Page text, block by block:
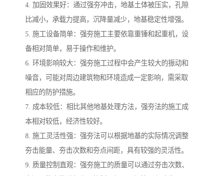
4. 加固效果好：通过强夯冲击，地基土体被压实，孔隙
比减小，承载力提高，沉降量减少，地基稳定性增强。
5. 施工设备简单：强夯施工主要依靠重锤和起重机，设
备相对简单，易于操作和维护。
6. 环境影响较大：强夯施工过程中会产生较大的振动和
噪音，可能对周边建筑物和环境造成一定影响，需采取
相应的防护措施。
7. 成本较低：相比其他地基处理方法，强夯法的施工成
本相对较低，经济性较好。
8. 施工灵活性强：强夯法可以根据地基的实际情况调整
夯击能量、夯击次数和夯点间距，具有较强的灵活性。
9. 质量控制直观：强夯施工的质量可以通过夯击次数、